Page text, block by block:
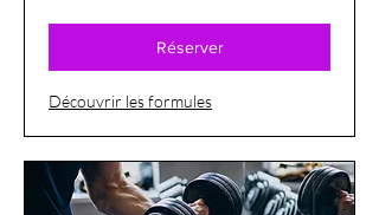
Réserver
Découvrir les formules